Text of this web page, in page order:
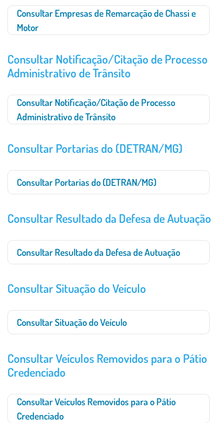
Consultar Empresas de Remarcação de Chassi e
Motor
Consultar Notificação/Citação de Processo
Administrativo de Trânsito
Consultar Notificação/Citação de Processo
Administrativo de Trânsito
Consultar Portarias do (DETRAN/MG)
Consultar Portarias do (DETRAN/MG)
Consultar Resultado da Defesa de Autuação
Consultar Resultado da Defesa de Autuação
Consultar Situação do Veículo
Consultar Situação do Veículo
Consultar Veículos Removidos para o Pátio
Credenciado
Consultar Veículos Removidos para o Pátio
Credenciado